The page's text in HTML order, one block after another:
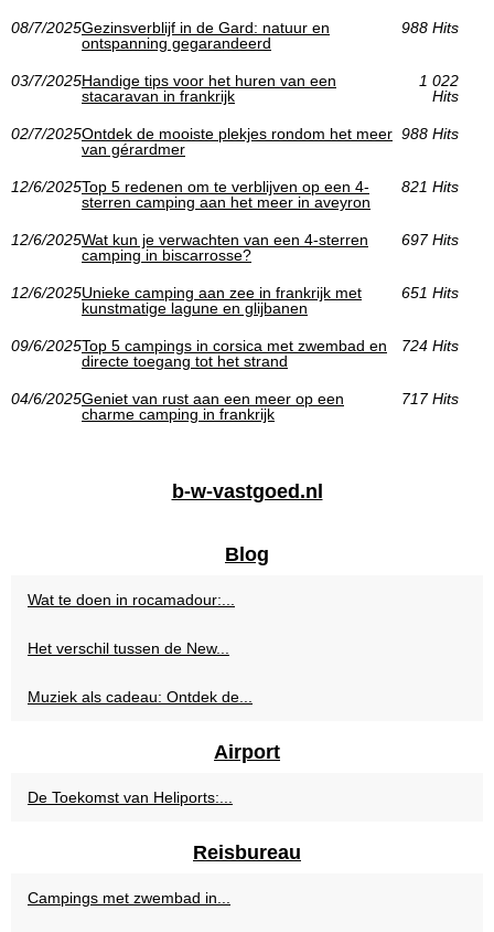
08/7/2025Gezinsverblijf in de Gard: natuur en
ontspanning gegarandeerd
988 Hits
03/7/2025Handige tips voor het huren van een
stacaravan in frankrijk
1 022
Hits
02/7/2025Ontdek de mooiste plekjes rondom het meer
van gérardmer
988 Hits
12/6/2025Top 5 redenen om te verblijven op een 4-
sterren camping aan het meer in aveyron
821 Hits
12/6/2025Wat kun je verwachten van een 4-sterren
camping in biscarrosse?
697 Hits
12/6/2025Unieke camping aan zee in frankrijk met
kunstmatige lagune en glijbanen
651 Hits
09/6/2025Top 5 campings in corsica met zwembad en
directe toegang tot het strand
724 Hits
04/6/2025Geniet van rust aan een meer op een
charme camping in frankrijk
717 Hits
b-w-vastgoed.nl
Blog
Wat te doen in rocamadour:...
Het verschil tussen de New...
Muziek als cadeau: Ontdek de...
Airport
De Toekomst van Heliports:...
Reisbureau
Campings met zwembad in...